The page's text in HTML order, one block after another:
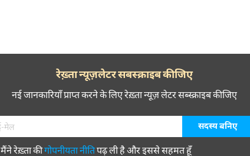
रेख़्ता न्यूज़लेटर सबस्क्राइब कीजिए
नई जानकारियाँ प्राप्त करने के लिए रेख़्ता न्यूज़ लेटर सब्स्क्राइब कीजिए
मैंने रेख़्ता कीगोपनीयता नीतिपढ़ ली है और इससे सहमत हूँ